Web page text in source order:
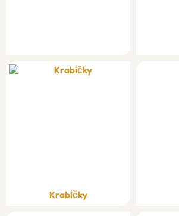
Krabičky